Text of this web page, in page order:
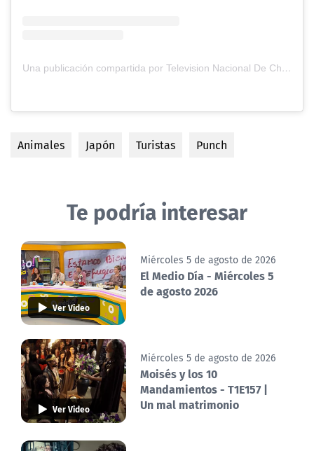
Una publicación compartida por Television Nacional De Chile (@tvn)
Animales Japón Turistas Punch
Te podría interesar
Ver Video
Miércoles 5 de agosto de 2026
El Medio Día - Miércoles 5
de agosto 2026
Ver Video
Miércoles 5 de agosto de 2026
Moisés y los 10
Mandamientos - T1E157 |
Un mal matrimonio